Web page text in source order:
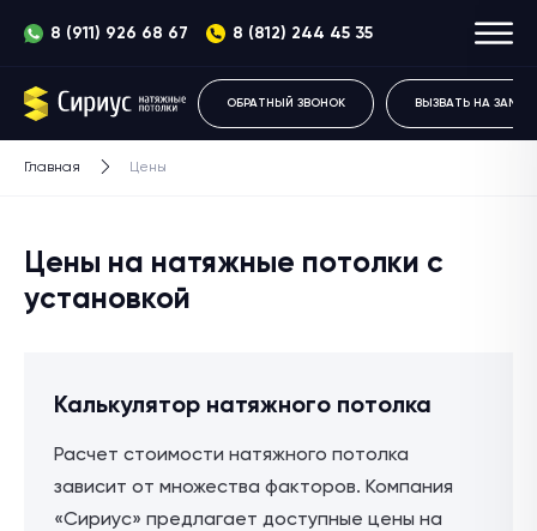
8 (911) 926 68 67 8 (812) 244 45 35
ОБРАТНЫЙ ЗВОНОК ВЫЗВАТЬ НА ЗАМЕР
Главная Цены
Цены на натяжные потолки с
установкой
Калькулятор натяжного потолка
Расчет стоимости натяжного потолка
зависит от множества факторов. Компания
«Сириус» предлагает доступные цены на